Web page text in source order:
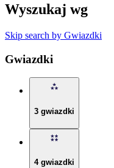
Wyszukaj wg
Skip search by Gwiazdki
Gwiazdki
3 gwiazdki
4 gwiazdki